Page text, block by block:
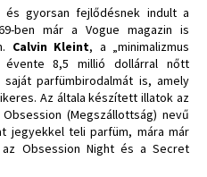
gyorsan fejlődésnek indult a
ben már a Vogue magazin is
Calvin Kleint, a „minimalizmus
8,5 millió dollárral nőtt
parfümbirodalmát is, amely
Az általa készített illatok az
(Megszállottság) nevű
jegyekkel teli parfüm, mára már
Obsession Night és a Secret